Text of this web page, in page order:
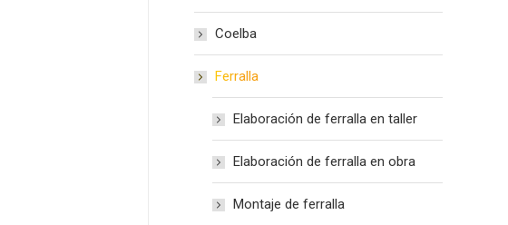
Coelba
Ferralla
Elaboración de ferralla en taller
Elaboración de ferralla en obra
Montaje de ferralla